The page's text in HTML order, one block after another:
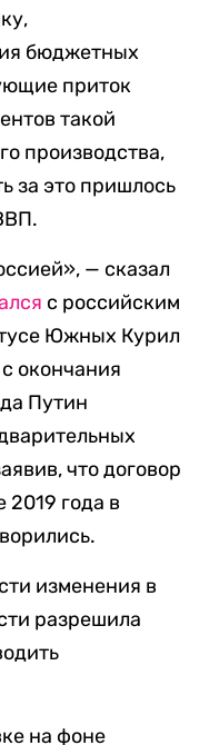
бюджетных
приток
такой
производства,
за это пришлось
— сказал
с российским
Южных Курил
окончания
Путин
что договор
года в
изменения в
разрешила
на фоне